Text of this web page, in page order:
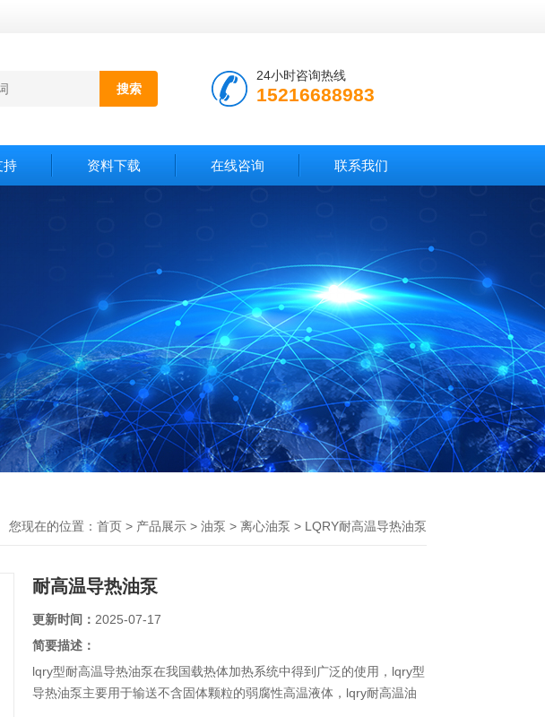
24小时咨询热线
15216688983
持 资料下载 在线咨询 联系我们
您现在的位置： 首页 > 产品展示 > 油泵 > 离心油泵 > LQRY耐高温导热油泵
耐高温导热油泵
更新时间： 2025-07-17
简要描述：
lqry型耐高温导热油泵在我国载热体加热系统中得到广泛的使用，lqry型
导热油泵主要用于输送不含固体颗粒的弱腐性高温液体，lqry耐高温油